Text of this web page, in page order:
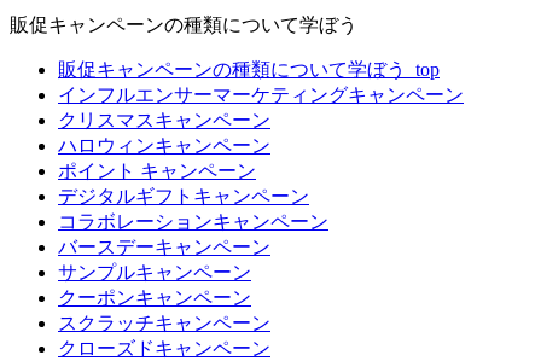
販促キャンペーンの種類について学ぼう
販促キャンペーンの種類について学ぼう_top
インフルエンサーマーケティングキャンペーン
クリスマスキャンペーン
ハロウィンキャンペーン
ポイント キャンペーン
デジタルギフトキャンペーン
コラボレーションキャンペーン
バースデーキャンペーン
サンプルキャンペーン
クーポンキャンペーン
スクラッチキャンペーン
クローズドキャンペーン